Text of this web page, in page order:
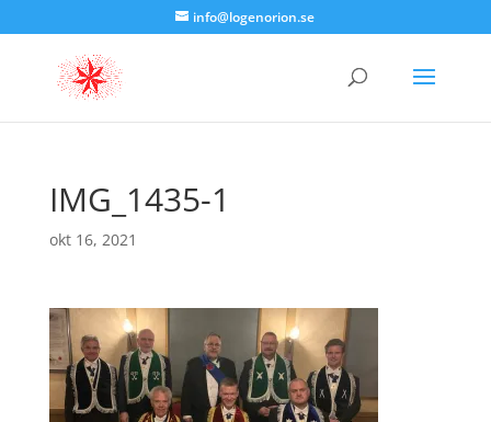
info@logenorion.se
IMG_1435-1
okt 16, 2021